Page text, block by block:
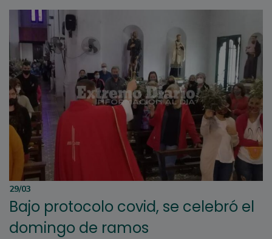
29/03
Bajo protocolo covid, se celebró el
domingo de ramos